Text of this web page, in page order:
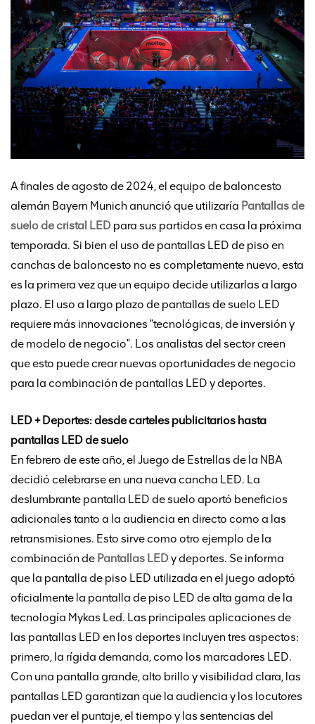
A finales de agosto de 2024, el equipo de baloncesto
alemán Bayern Munich anunció que utilizaría Pantallas de
suelo de cristal LED para sus partidos en casa la próxima
temporada. Si bien el uso de pantallas LED de piso en
canchas de baloncesto no es completamente nuevo, esta
es la primera vez que un equipo decide utilizarlas a largo
plazo. El uso a largo plazo de pantallas de suelo LED
requiere más innovaciones "tecnológicas, de inversión y
de modelo de negocio". Los analistas del sector creen
que esto puede crear nuevas oportunidades de negocio
para la combinación de pantallas LED y deportes.
LED + Deportes: desde carteles publicitarios hasta
pantallas LED de suelo
En febrero de este año, el Juego de Estrellas de la NBA
decidió celebrarse en una nueva cancha LED. La
deslumbrante pantalla LED de suelo aportó beneficios
adicionales tanto a la audiencia en directo como a las
retransmisiones. Esto sirve como otro ejemplo de la
combinación de Pantallas LEDy deportes. Se informa
que la pantalla de piso LED utilizada en el juego adoptó
oficialmente la pantalla de piso LED de alta gama de la
tecnología Mykas Led. Las principales aplicaciones de
las pantallas LED en los deportes incluyen tres aspectos:
primero, la rígida demanda, como los marcadores LED.
Con una pantalla grande, alto brillo y visibilidad clara, las
pantallas LED garantizan que la audiencia y los locutores
puedan ver el puntaje, el tiempo y las sentencias del